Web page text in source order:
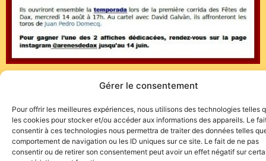
Gérer le consentement
Pour offrir les meilleures expériences, nous utilisons des technologies telles
les cookies pour stocker et/ou accéder aux informations des appareils. Le
consentir à ces technologies nous permettra de traiter des données telles
comportement de navigation ou les ID uniques sur ce site. Le fait de ne pas
consentir ou de retirer son consentement peut avoir un effet négatif sur
https://www.daxlaferia.fr/